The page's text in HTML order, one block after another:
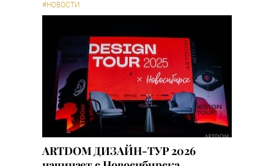
#НОВОСТИ
ARTDOM ДИЗАЙН-ТУР 2026